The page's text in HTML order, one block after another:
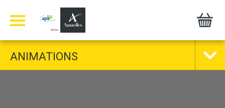
ANIMATIONS
Panneau de gestion des cookies